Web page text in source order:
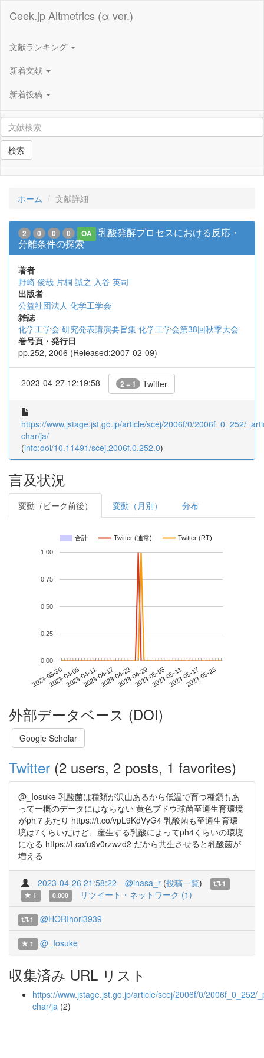
Ceek.jp Altmetrics (α ver.)
文献ランキング
新着文献
新着投稿
検索
ホーム 文献詳細
2 0 0 0 OA
乳酸発酵プロセスにおける反応・
分離条件の探索
著者
野崎 俊哉 片桐 誠之 入谷 英司
出版者
公益社団法人 化学工学会
雑誌
化学工学会 研究発表講演要旨集 化学工学会第38回秋季大会
巻号頁・発行日
pp.252, 2006 (Released:2007-02-09)
2023-04-27 12:19:58 2 + 1 Twitter
https://www.jstage.jst.go.jp/article/scej/2006f/0/2006f_0_252/
char/ja/
(info:doi/10.11491/scej.2006f.0.252.0)
言及状況
変動（ピーク前後） 変動（月別） 分布
合計 Twitter (通常) Twitter (RT)
2023-03-302023-04-052023-04-112023-04-172023-04-232023-04-292023-05-052023-05-112023-05-172023-05-23
0.00
0.25
0.50
0.75
1.00
外部データベース (DOI)
Google Scholar
Twitter (2 users, 2 posts, 1 favorites)
@_Iosuke 乳酸菌は種類が沢山あるから低温で育つ種類もあ
って一概のデータにはならない 黄色ブドウ球菌至適生育環境
がph７あたり https://t.co/vpL9KdVyG4 乳酸菌も至適生育環
境は7くらいだけど、産生する乳酸によってph4くらいの環境
になる https://t.co/u9v0rzwzd2 だから共生させると乳酸菌が
増える
2023-04-26 21:58:22 @inasa_r (投稿一覧)
1
1
0.000 リツイート・ネットワーク (1)
1 @HORIhori3939
1 @_Iosuke
収集済み URL リスト
https://www.jstage.jst.go.jp/article/scej/2006f/0/2006f_0_252/
char/ja (2)